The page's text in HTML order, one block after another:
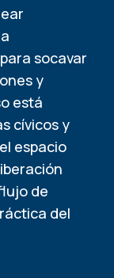
socavar
y
está
cívicos y
espacio
de
del